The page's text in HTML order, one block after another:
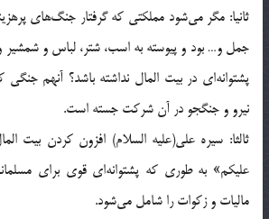
ثانيا: مگر مى‌شود مملكتى كه گرفتار جنگ‌هاى
جمل و… بود و پيوسته به اسب، شتر، لباس و شمشير
پشتوانه‌اى در بيت المال نداشته باشد؟ آنهم
نيرو و جنگجو در آن شركت جسته است.
ثالثا: سيره على(علیه السلام) افزون كردن بيت
عليكم‌» به طورى كه پشتوانه‌اى قوى براى
ماليات و زكوات را شامل مى‌شود.